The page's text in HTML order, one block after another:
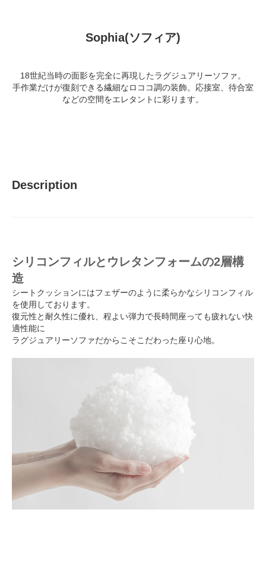
Sophia(ソフィア)
18世紀当時の面影を完全に再現したラグジュアリーソファ。
手作業だけが復刻できる繊細なロココ調の装飾。応接室、待合室
などの空間をエレタントに彩ります。
Description
シリコンフィルとウレタンフォームの2層構
造
シートクッションにはフェザーのように柔らかなシリコンフィル
を使用しております。
復元性と耐久性に優れ、程よい弾力で長時間座っても疲れない快
適性能に
ラグジュアリーソファだからこそこだわった座り心地。